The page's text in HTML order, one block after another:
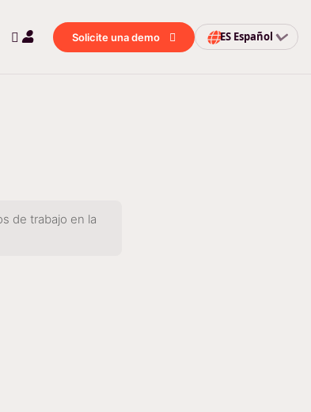
Solicite una demo ES Español
de trabajo en la